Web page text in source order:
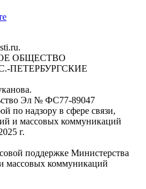
ОБЩЕСТВО
ПЕТЕРБУРГСКИЕ
Эл № ФС77-89047
по надзору в сфере связи,
и массовых коммуникаций
г.
поддержке Министерства
массовых коммуникаций